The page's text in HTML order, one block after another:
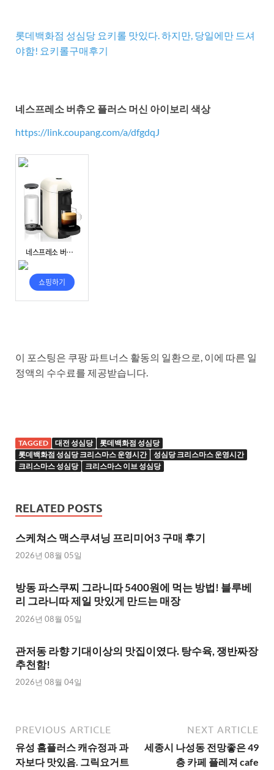
롯데백화점 성심당 요키롤 맛있다. 하지만, 당일에만 드셔
야함! 요키롤구매후기
네스프레소 버츄오 플러스 머신 아이보리 색상
https://link.coupang.com/a/dfgdqJ
이 포스팅은 쿠팡 파트너스 활동의 일환으로, 이에 따른 일
정액의 수수료를 제공받습니다.
TAGGED 대전 성심당
롯데백화점 성심당
롯데백화점 성심당 크리스마스 운영시간
성심당 크리스마스 운영시간
크리스마스 성심당
크리스마스 이브 성심당
RELATED POSTS
스케쳐스 맥스쿠셔닝 프리미어3 구매 후기
2026년 08월 05일
방동 파스쿠찌 그라니따 5400원에 먹는 방법! 블루베
리 그라니따 제일 맛있게 만드는 매장
2026년 08월 05일
관저동 라향 기대이상의 맛집이였다. 탕수육, 쟁반짜장
추천함!
2026년 08월 04일
PREVIOUS ARTICLE
유성 홈플러스 캐슈정과 과
자보다 맛있음. 그릭요거트
NEXT ARTICLE
세종시 나성동 전망좋은 49
층 카페 플레져 cafe